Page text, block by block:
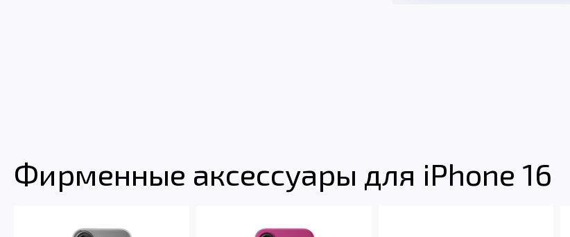
Фирменные аксессуары для iPhone 16